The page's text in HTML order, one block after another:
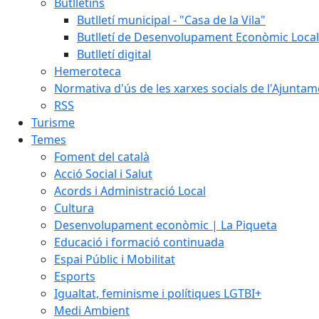
Butlletí municipal - "Casa de la Vila"
Butlletí de Desenvolupament Econòmic Local
Butlletí digital
Hemeroteca
Normativa d'ús de les xarxes socials de
RSS
Turisme
Temes
Foment del català
Acció Social i Salut
Acords i Administració Local
Cultura
Desenvolupament econòmic | La Piqueta
Educació i formació continuada
Espai Públic i Mobilitat
Esports
Igualtat, feminisme i polítiques LGTBI+
Medi Ambient